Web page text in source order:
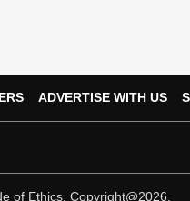
ADVERTISE WITH US
of Ethics. Copyright@2026.